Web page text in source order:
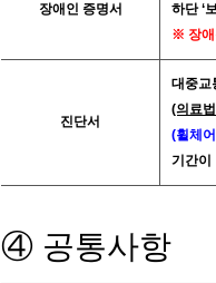
장애인 증명서
하단 ‘
※ 장애
진단서
대중교
(의료
(휠체
기간이
④ 공통사항